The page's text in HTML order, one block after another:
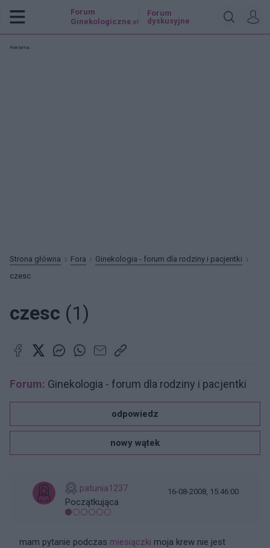
Forum
Ginekologiczne .pl
Forum
dyskusyjne
Reklama:
Strona główna Fora
Ginekologia - forum dla rodziny i pacjentki
czesc
czesc (1)
Forum: Ginekologia - forum dla rodziny i pacjentki
odpowiedz
nowy wątek
patunia1237
Początkująca
16-08-2008, 15:46:00
mam pytanie podczas miesiączki moja krew nie jest